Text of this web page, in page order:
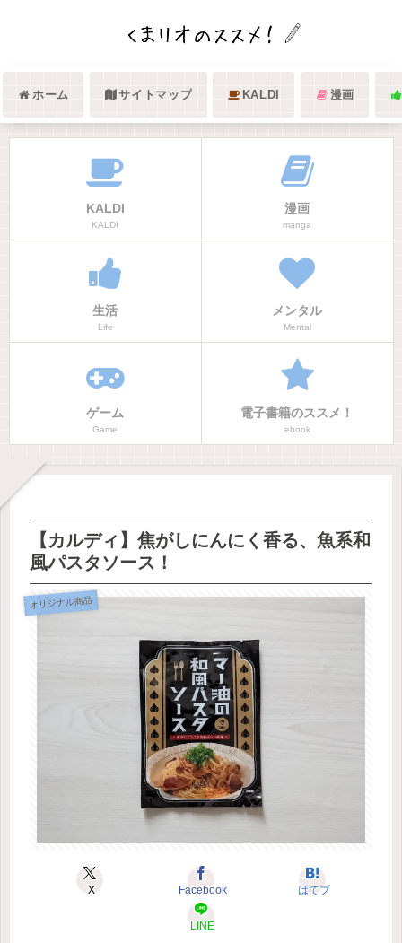
ホーム サイトマップ KALDI 漫画
KALDI
KALDI
漫画
manga
生活
Life
メンタル
Mental
ゲーム
Game
電子書籍のススメ！
ebook
【カルディ】焦がしにんにく香る、魚系和
風パスタソース！
オリジナル商品
X Facebook はてブ
LINE